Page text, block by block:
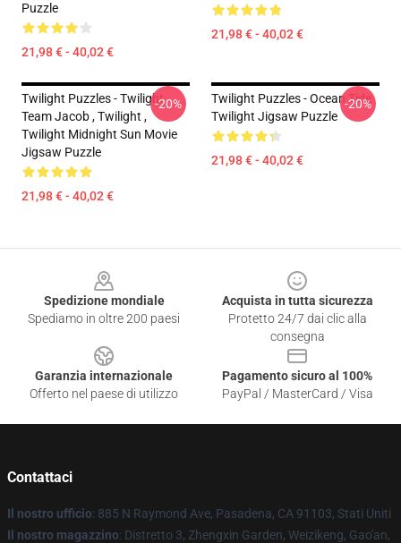
Puzzle
21,98 € - 40,02 €
21,98 € - 40,02 €
Twilight Puzzles - Twilight
Team Jacob , Twilight ,
Twilight Midnight Sun Movie
Jigsaw Puzzle
21,98 € - 40,02 €
-20%
Twilight Puzzles - Ocean Tide
Twilight Jigsaw Puzzle
21,98 € - 40,02 €
-20%
Spedizione mondiale
Spediamo in oltre 200 paesi
Acquista in tutta sicurezza
Protetto 24/7 dai clic alla
consegna
Garanzia internazionale
Offerto nel paese di utilizzo
Pagamento sicuro al 100%
PayPal / MasterCard / Visa
Contattaci
Il nostro ufficio: 885 N Raymond Ave, Pasadena, CA 91103, Stati Uniti
Il nostro magazzino: Distretto 3, Zhengxin Garden, Weizikeng, Gao'an,